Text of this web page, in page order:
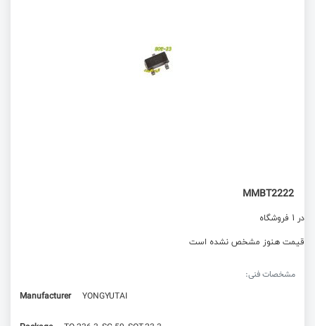
MMBT2222
در 1 فروشگاه
قیمت هنوز مشخص نشده است
مشخصات فنی:
Manufacturer
YONGYUTAI